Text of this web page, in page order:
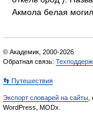
Акмола белая
© Академик, 2000-2026
Обратная связь:
👣 Путешествия
Экспорт словарей на сайты
WordPress, MODx.